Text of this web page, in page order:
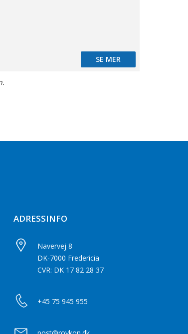
SE MER
ADRESSINFO
Navervej 8
DK-7000 Fredericia
CVR: DK 17 82 28 37
+45 75 945 955